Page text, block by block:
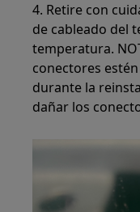
4. Retire con
de cableado del
temperatura.
conectores
durante la
dañar los